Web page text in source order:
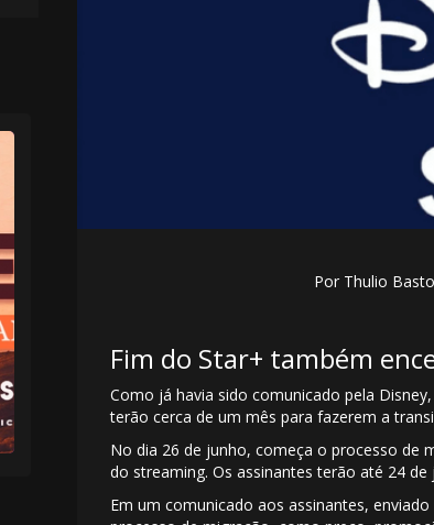
Por Thulio
Fim do Star+ também
Como já havia sido comunicado pela
terão cerca de um mês para fazerem a
No dia 26 de junho, começa o processo de
do streaming. Os assinantes terão até 24
Em um comunicado aos assinantes,